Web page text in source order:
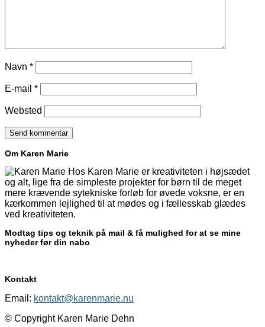
Navn *
E-mail *
Websted
Om Karen Marie
Hos Karen Marie er kreativiteten i højsædet
og alt, lige fra de simpleste projekter for børn til de meget
mere krævende sytekniske forløb for øvede voksne, er en
kærkommen lejlighed til at mødes og i fællesskab glædes
ved kreativiteten.
Modtag tips og teknik på mail & få mulighed for at se mine
nyheder før din nabo
Kontakt
Email: kontakt@karenmarie.nu
© Copyright Karen Marie Dehn